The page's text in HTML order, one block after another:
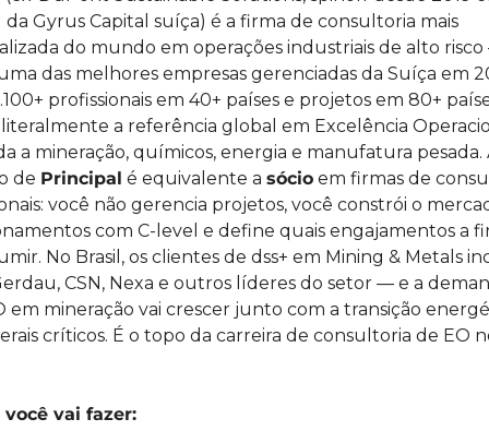
da Gyrus Capital suíça) é a firma de consultoria mais
do mundo em operações industriais de alto
das melhores empresas gerenciadas da Suíça em
profissionais em 40+ países e projetos em 80+
literalmente a referência global em Excelência
a mineração, químicos, energia e manufatura pesada.
de Principal é equivalente a sócio em firmas de
você não gerencia projetos, você constrói o
com C-level e define quais engajamentos a
No Brasil, os clientes de dss+ em Mining & Metals
CSN, Nexa e outros líderes do setor — e a
em mineração vai crescer junto com a transição
críticos. É o topo da carreira de consultoria de EO
você vai fazer: